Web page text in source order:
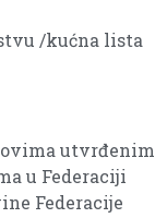
/kućna lista
utvrđenim
u Federaciji
Federacije